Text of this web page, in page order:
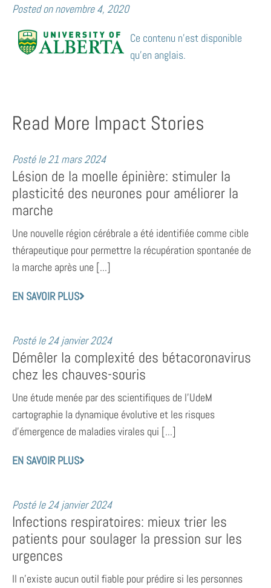
Posted on novembre 4, 2020
Ce contenu n’est disponible
qu’en anglais.
Read More Impact Stories
Posté le21 mars 2024
Lésion de la moelle épinière: stimuler la
plasticité des neurones pour améliorer la
marche
Une nouvelle région cérébrale a été identifiée comme cible
thérapeutique pour permettre la récupération spontanée de
la marche après une [...]
EN SAVOIR PLUS
Posté le24 janvier 2024
Démêler la complexité des bétacoronavirus
chez les chauves-souris
Une étude menée par des scientifiques de l’UdeM
cartographie la dynamique évolutive et les risques
d’émergence de maladies virales qui [...]
EN SAVOIR PLUS
Posté le24 janvier 2024
Infections respiratoires: mieux trier les
patients pour soulager la pression sur les
urgences
Il n’existe aucun outil fiable pour prédire si les personnes